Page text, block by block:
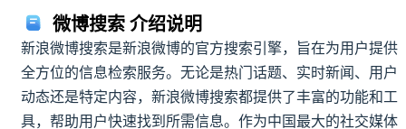
微博搜索 介绍说明
新浪微博搜索是新浪微博的官方搜索引擎，旨在为用户提供
全方位的信息检索服务。无论是热门话题、实时新闻、用户
动态还是特定内容，新浪微博搜索都提供了丰富的功能和工
具，帮助用户快速找到所需信息。作为中国最大的社交媒体